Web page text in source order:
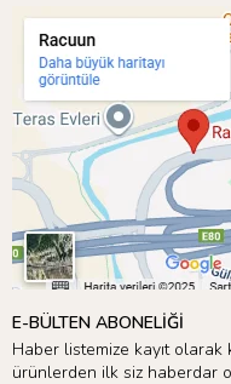
E-BÜLTEN ABONELİĞİ
Haber listemize kayıt
ürünlerden ilk siz haberdar